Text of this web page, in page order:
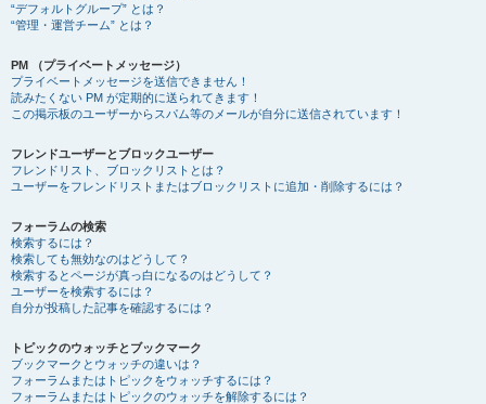
“デフォルトグループ” とは？
“管理・運営チーム” とは？
PM （プライベートメッセージ）
プライベートメッセージを送信できません！
読みたくない PM が定期的に送られてきます！
この掲示板のユーザーからスパム等のメールが自分に送信されています！
フレンドユーザーとブロックユーザー
フレンドリスト、ブロックリストとは？
ユーザーをフレンドリストまたはブロックリストに追加・削除するには？
フォーラムの検索
検索するには？
検索しても無効なのはどうして？
検索するとページが真っ白になるのはどうして？
ユーザーを検索するには？
自分が投稿した記事を確認するには？
トピックのウォッチとブックマーク
ブックマークとウォッチの違いは？
フォーラムまたはトピックをウォッチするには？
フォーラムまたはトピックのウォッチを解除するには？